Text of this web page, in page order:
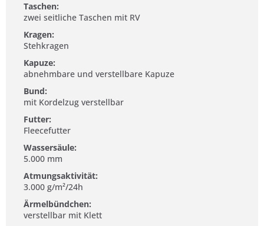
Taschen:
zwei seitliche Taschen mit RV
Kragen:
Stehkragen
Kapuze:
abnehmbare und verstellbare Kapuze
Bund:
mit Kordelzug verstellbar
Futter:
Fleecefutter
Wassersäule:
5.000 mm
Atmungsaktivität:
3.000 g/m²/24h
Ärmelbündchen:
verstellbar mit Klett